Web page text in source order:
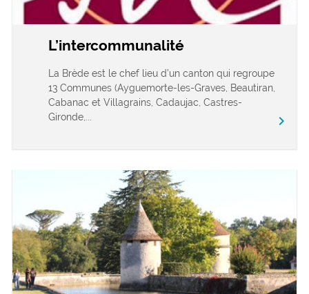
L’intercommunalité
La Brède est le chef lieu d’un canton qui regroupe
13 Communes (Ayguemorte-les-Graves, Beautiran,
Cabanac et Villagrains, Cadaujac, Castres-
Gironde,...
chevron_right